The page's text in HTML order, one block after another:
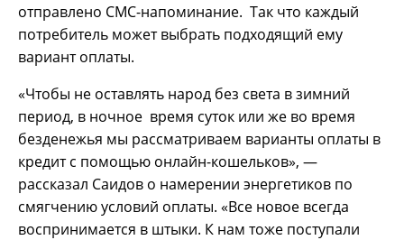
отправлено СМС-напоминание. Так что каждый
потребитель может выбрать подходящий ему
вариант оплаты.
«Чтобы не оставлять народ без света в зимний
период, в ночное время суток или же во время
безденежья мы рассматриваем варианты оплаты в
кредит с помощью онлайн-кошельков», —
рассказал Саидов о намерении энергетиков по
смягчению условий оплаты. «Все новое всегда
воспринимается в штыки. К нам тоже поступали